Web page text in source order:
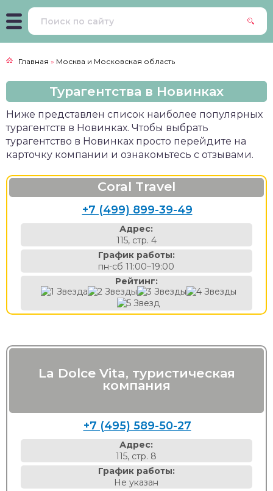
Главная » Москва и Московская область
Турагентства в Новинках
Ниже представлен список наиболее популярных
турагентств в Новинках. Чтобы выбрать
турагентство в Новинках просто перейдите на
карточку компании и ознакомьтесь с отзывами.
Coral Travel
+7 (499) 899-39-49
Адрес:
115, стр. 4
График работы:
пн-сб 11:00–19:00
Рейтинг:
La Dolce Vita, туристическая
компания
+7 (495) 589-50-27
Адрес:
115, стр. 8
График работы:
Не указан